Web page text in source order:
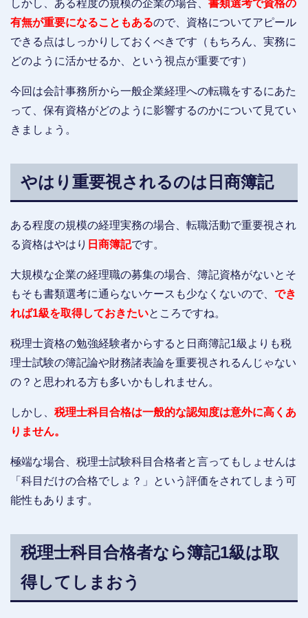
しかし、ある程度の規模の企業の場合、 書類選考で資格の
有無が重要になることもあるので、資格についてアピール
できる点はしっかりしておくべきです（もちろん、実務に
どのように活かせるか、という視点が重要です）
今回は会計事務所から一般企業経理への転職をするにあた
って、保有資格がどのように影響するのかについて見てい
きましょう。
やはり重要視されるのは日商簿記
ある程度の規模の経理実務の場合、転職活動で重要視され
る資格はやはり 日商簿記です。
大規模な企業の経理職の募集の場合、簿記資格がないとそ
もそも書類選考に通らないケースも少なくないので、 でき
れば1級を取得しておきたいところですね。
税理士資格の勉強経験者からすると日商簿記1級よりも税
理士試験の簿記論や財務諸表論を重要視されるんじゃない
の？と思われる方も多いかもしれません。
しかし、 税理士科目合格は一般的な認知度は意外に高くあ
りません。
極端な場合、税理士試験科目合格者と言ってもしょせんは
「科目だけの合格でしょ？」という評価をされてしまう可
能性もあります。
税理士科目合格者なら簿記1級は取
得してしまおう